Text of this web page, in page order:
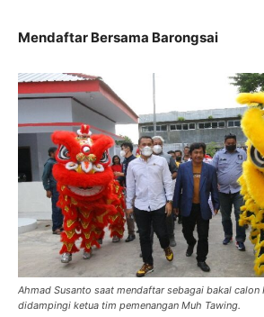
Mendaftar Bersama Barongsai
Ahmad Susanto saat mendaftar sebagai bakal calon
didampingi ketua tim pemenangan Muh Tawing.